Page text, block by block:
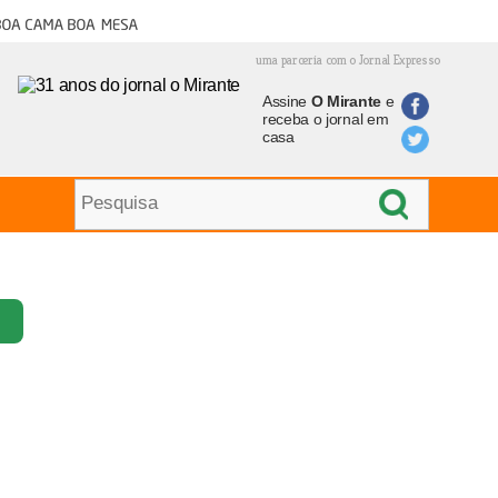
cama boa mesa
uma parceria com o Jornal Expresso
Assine O Mirantee
receba o jornal em
casa